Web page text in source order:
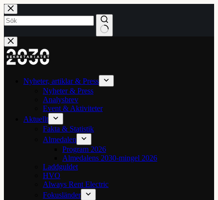
Hoppa
till
innehåll
Inga
resultat
Nyheter, artiklar & Press
Nyheter & Press
Analysbrev
Event & Aktiviteter
Aktuellt
Fakta & Statistik
Almedalen
Program 2026
Almedalens 2030-mingel 2026
Laddguldet
HVO
Always Rent Electric
Fokusländer